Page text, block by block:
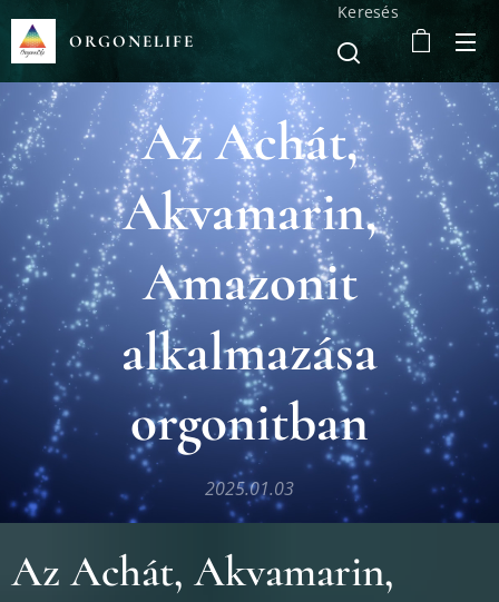
ORGONELIFE
Keresés
Az Achát,
Akvamarin,
Amazonit
alkalmazása
orgonitban
2025.01.03
Az Achát, Akvamarin,